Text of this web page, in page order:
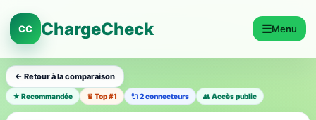
CC ChargeCheck ☰Menu
← Retour à la comparaison
★ Recommandée ♛ Top #1 🔌 2 connecteurs 👥 Accès public